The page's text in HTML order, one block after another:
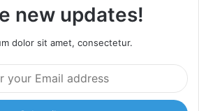
new updates!
dolor sit amet, consectetur.